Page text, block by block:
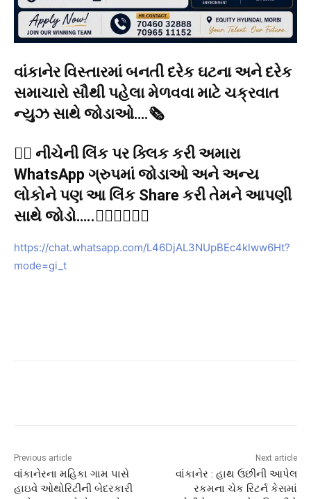
વાંકાનેર વિસ્તારમાં બનતી દરેક ઘટના અને દરેક
સમાચારો સૌથી પહેલા મેળવવા માટે ચક્રવાત
ન્યુઝ સાથે જોડાઓ….🗞️
👉🏻 નીચેની લિંક પર ક્લિક કરી અમારા
WhatsApp ગ્રુપમાં જોડાઓ અને અન્ય
લોકોને પણ આ લિંક Share કરી તેમને આપણી
સાથે જોડો…..👇🏻👇🏻👇🏻
https://chat.whatsapp.com/L46DjAL3NUpBEc4klww6Ht?
mode=gi_t
Previous article
વાંકાનેરના મહિકા ગામ પાસે
હાઇવે ઓથોરિટીની બેદરકારી
Next article
વાંકાનેર : હાથ ઉછીની આપેલ
રકમના ચેક રિટર્ન કેસમાં